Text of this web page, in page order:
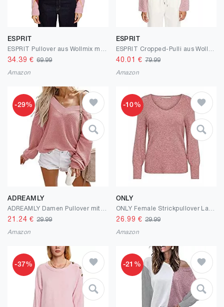
ESPRIT
34.39 €69.99
Amazon
ESPRIT
40.01 € 79.99
Amazon
-29%
ADREAMLY
21.24 €29.99
Amazon
-10%
ONLY
26.99 € 29.99
Amazon
-37% -21%